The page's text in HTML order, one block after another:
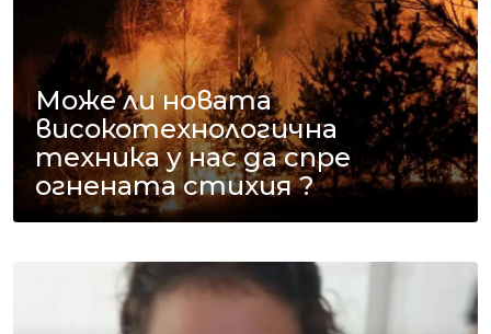
Може ли новата
високотехнологична
техника у нас да спре
огнената стихия ?